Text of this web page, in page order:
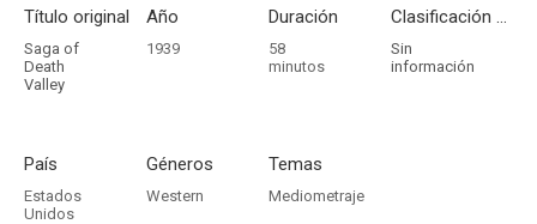
Título original
Saga of
Death
Valley
Año
1939
Duración
58
minutos
Clasificación por edades
Sin
información
País
Estados
Unidos
Géneros
Western
Temas
Mediometraje